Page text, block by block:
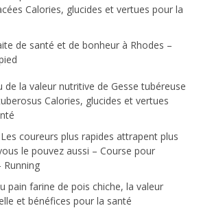
Calories, glucides et vertues pour la
de santé et de bonheur à Rhodes –
de la valeur nutritive de Gesse tubéreuse
Calories, glucides et vertues
coureurs plus rapides attrapent plus
le pouvez aussi – Course pour
pain farine de pois chiche, la valeur
et bénéfices pour la santé